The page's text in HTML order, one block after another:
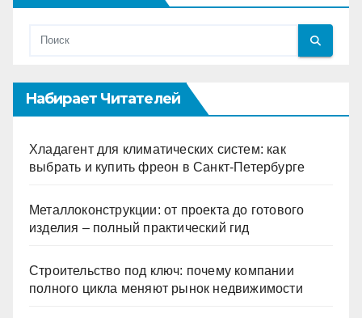
Набирает Читателей
Хладагент для климатических систем: как
выбрать и купить фреон в Санкт-Петербурге
Металлоконструкции: от проекта до готового
изделия – полный практический гид
Строительство под ключ: почему компании
полного цикла меняют рынок недвижимости